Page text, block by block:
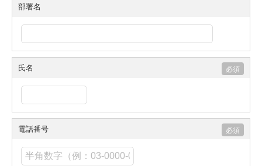
部署名
氏名
電話番号